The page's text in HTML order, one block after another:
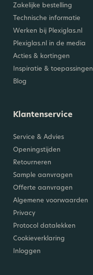
Zakelijke bestelling
Technische informatie
Werken bij Plexiglas.nl
Plexiglas.nl in de media
Acties & kortingen
Inspiratie & toepassingen
Blog
Klantenservice
Service & Advies
Openingstijden
Retourneren
Sample aanvragen
Offerte aanvragen
Algemene voorwaarden
Privacy
Protocol datalekken
Cookieverklaring
Inloggen